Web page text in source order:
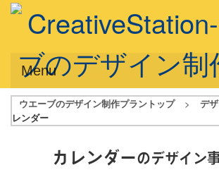
Menu
サービス概要
デザインアシスト
ウエーブのデザイン制作プラントップ > デ
レンダー
カレンダーのデザイン